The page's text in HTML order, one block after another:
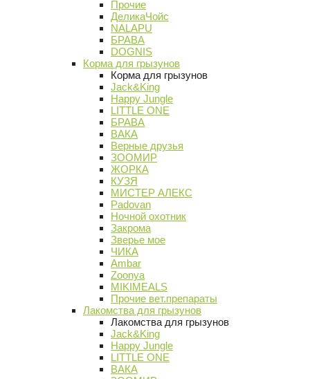
Прочие
ДеликаЧойс
NALAPU
БРАВА
DOGNIS
Корма для грызунов
Корма для грызунов
Jack&King
Happy Jungle
LITTLE ONE
БРАВА
ВАКА
Верные друзья
ЗООМИР
ЖОРКА
КУЗЯ
МИСТЕР АЛЕКС
Padovan
Ночной охотник
Закрома
Зверье мое
ЧИКА
Ambar
Zoonya
MIKIMEALS
Прочие вет.препараты
Лакомства для грызунов
Лакомства для грызунов
Jack&King
Happy Jungle
LITTLE ONE
ВАКА